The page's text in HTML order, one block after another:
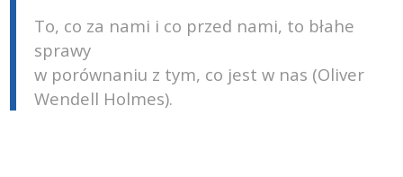
To, co za nami i co przed nami, to błahe
sprawy
w porównaniu z tym, co jest w nas (Oliver
Wendell Holmes).